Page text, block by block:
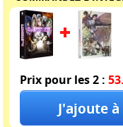
Prix pour les 2 :